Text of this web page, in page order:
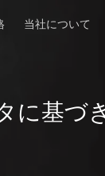
当社について
に基づ